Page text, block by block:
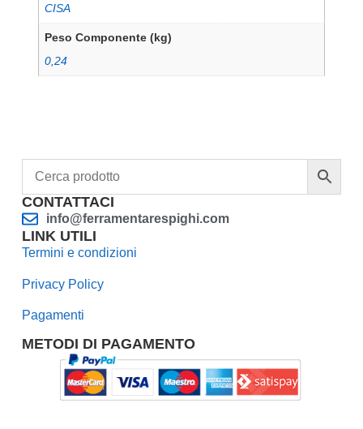
CISA
Peso Componente (kg)
0,24
CONTATTACI
info@ferramentarespighi.com
LINK UTILI
Termini e condizioni
Privacy Policy
Pagamenti
METODI DI PAGAMENTO